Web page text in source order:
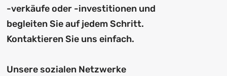
-verkäufe oder -investitionen und
begleiten Sie auf jedem Schritt.
Kontaktieren Sie uns einfach.
Unsere sozialen Netzwerke